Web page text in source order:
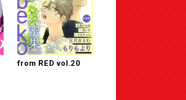
from RED vol.20